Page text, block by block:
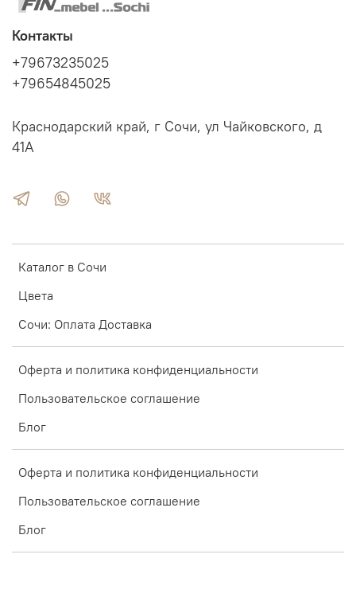
Каталог в Сочи
Цвета
Сочи: Оплата Доставка
Оферта и политика конфиденциальности
Пользовательское соглашение
Блог
Оферта и политика конфиденциальности
Пользовательское соглашение
Блог
Контакты
+79673235025
+79654845025
Краснодарский край, г Сочи, ул Чайковского, д
41А